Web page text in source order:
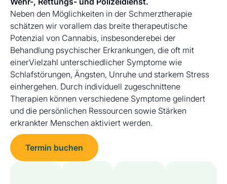
Neben den Möglichkeiten in der Schmerztherapie
schätzen wir vorallem das breite therapeutische
Potenzial von Cannabis, insbesonderebei der
Behandlung psychischer Erkrankungen, die oft mit
einerVielzahl unterschiedlicher Symptome wie
Schlafstörungen, Ängsten, Unruhe und starkem Stress
einhergehen. Durch individuell zugeschnittene
Therapien können verschiedene Symptome gelindert
und die persönlichen Ressourcen sowie Stärken
erkrankter Menschen aktiviert werden.
Termin buchen